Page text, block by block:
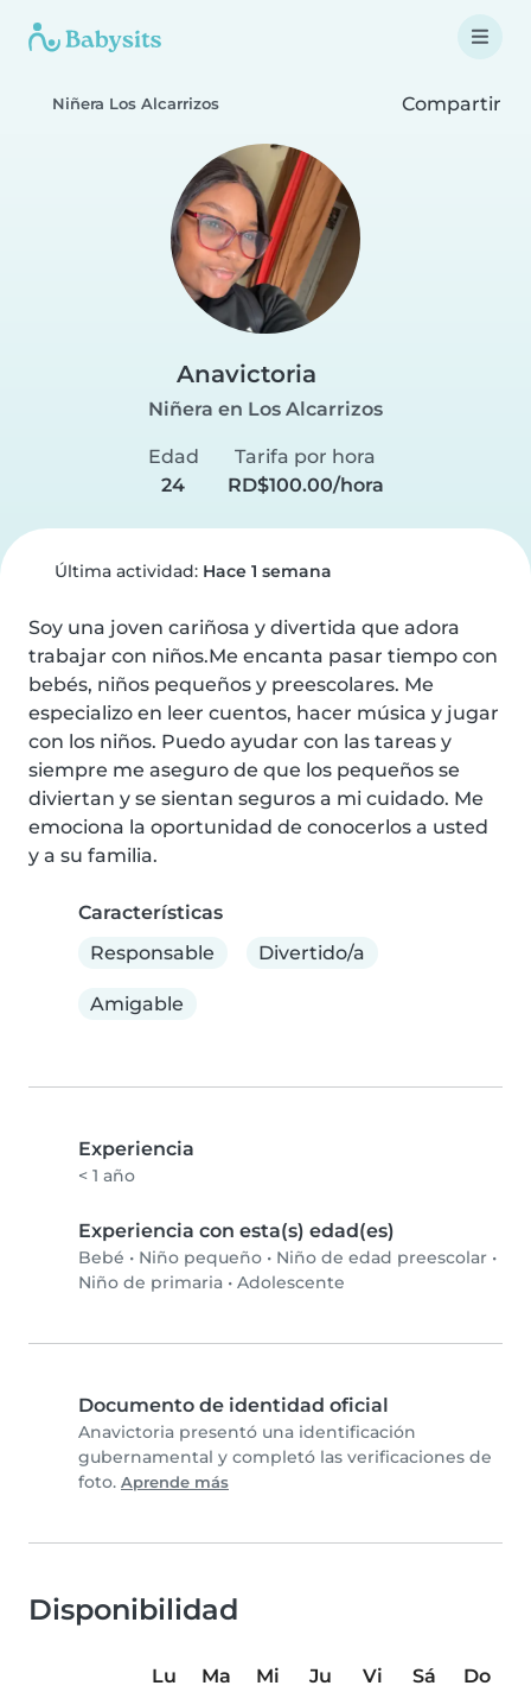
Niñera Los Alcarrizos Compartir
Anavictoria
Niñera en Los Alcarrizos
Edad
24
Tarifa por hora
RD$100.00/hora
Última actividad: Hace 1 semana
Soy una joven cariñosa y divertida que adora
trabajar con niños.Me encanta pasar tiempo con
bebés, niños pequeños y preescolares. Me
especializo en leer cuentos, hacer música y jugar
con los niños. Puedo ayudar con las tareas y
siempre me aseguro de que los pequeños se
diviertan y se sientan seguros a mi cuidado. Me
emociona la oportunidad de conocerlos a usted
y a su familia.
Características
Responsable
Divertido/a
Amigable
Experiencia
< 1 año
Experiencia con esta(s) edad(es)
Bebé • Niño pequeño • Niño de edad preescolar •
Niño de primaria • Adolescente
Documento de identidad oficial
Anavictoria presentó una identificación
gubernamental y completó las verificaciones de
foto. Aprende más
Disponibilidad
Lu Ma Mi Ju Vi Sá
Do